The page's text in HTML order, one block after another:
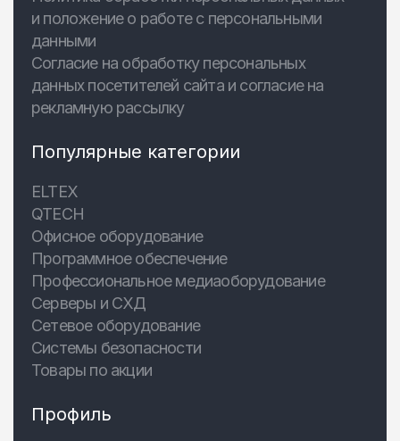
и положение о работе с персональными
данными
Согласие на обработку персональных
данных посетителей сайта и согласие на
рекламную рассылку
Популярные категории
ELTEX
QTECH
Офисное оборудование
Программное обеспечение
Профессиональное медиаоборудование
Серверы и СХД
Сетевое оборудование
Системы безопасности
Товары по акции
Профиль